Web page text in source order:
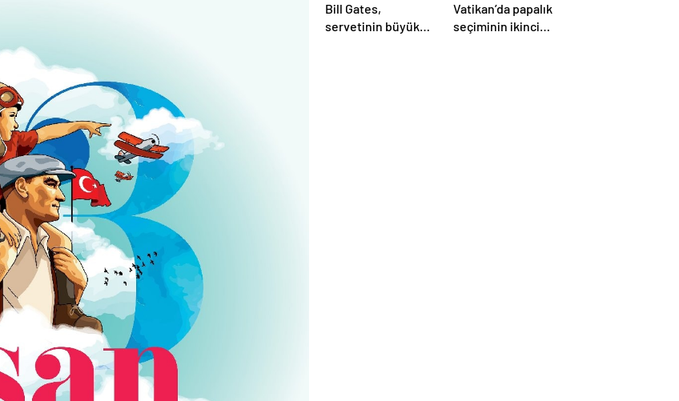
Bill Gates,
servetinin büyük
Vatikan’da papalık
seçiminin ikinci